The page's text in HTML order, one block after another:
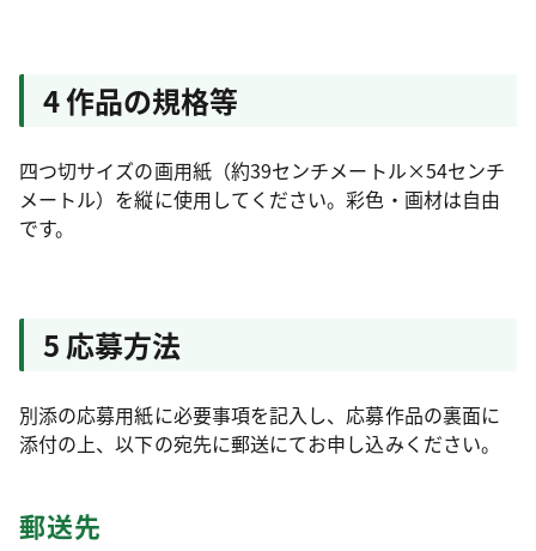
4 作品の規格等
四つ切サイズの画用紙（約39センチメートル×54センチ
メートル）を縦に使用してください。彩色・画材は自由
です。
5 応募方法
別添の応募用紙に必要事項を記入し、応募作品の裏面に
添付の上、以下の宛先に郵送にてお申し込みください。
郵送先